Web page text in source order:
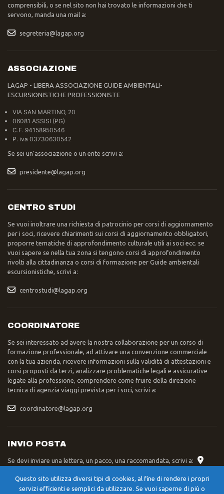
comprensibili, o se nel sito non hai trovato le informazioni che ti
servono, manda una mail a:
segreteria@lagap.org
ASSOCIAZIONE
LAGAP - LIBERA ASSOCIAZIONE GUIDE AMBIENTALI-
ESCURSIONISTICHE PROFESSIONISTE
VIA SAN MARTINO, 20
06081 ASSISI (PG)
C.F. 94158950546
P. iva 03730630542
Se sei un’associazione o un ente scrivi a:
presidente@lagap.org
CENTRO STUDI
Se vuoi inoltrare una richiesta di patrocinio per corsi di aggiornamento
per i soci, ricevere chiarimenti sui corsi di aggiornamento obbligatori,
proporre tematiche di approfondimento culturale utili ai soci ecc. se
vuoi sapere se nella tua zona si tengono corsi di approfondimento
rivolti alla cittadinanza o corsi di formazione per Guide ambientali
escursionistiche, scrivi a:
centrostudi@lagap.org
COORDINATORE
Se sei interessato ad avere la nostra collaborazione per un corso di
formazione professionale, ad attivare una convenzione commerciale
con la tua azienda, ricevere informazioni sulla validità di attestazioni e
corsi proposti da terzi, analizzare problematiche legali e assicurative
legate alla professione, comprendere come fruire della direzione
tecnica di agenzia viaggi prevista per i soci, scrivi a:
coordinatore@lagap.org
INVIO POSTA
Se devi inviare una lettera, un pacco, una raccomandata, scrivi a:
Cerqueto di Marsciano (PG)
Questo sito utilizza diversi tipi di cookies, al fine di rendere i propri
servizi efficienti e semplici da utilizzare. Se vuoi saperne di più o